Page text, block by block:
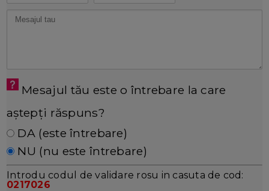
Mesajul tău este o întrebare la care
aștepți răspuns?
DA (este întrebare)
NU (nu este întrebare)
Introdu codul de validare rosu in casuta de cod:
0217026